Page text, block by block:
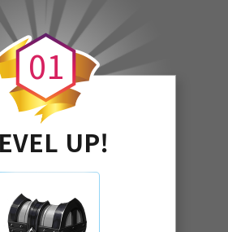
향해 호를 그렸다.
뿐이었다.
0
0
1
UP!